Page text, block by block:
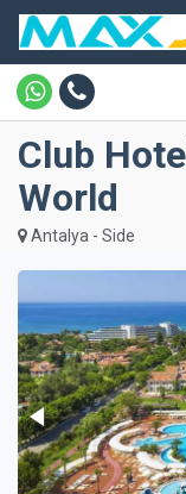
Club
World
Antalya - Side